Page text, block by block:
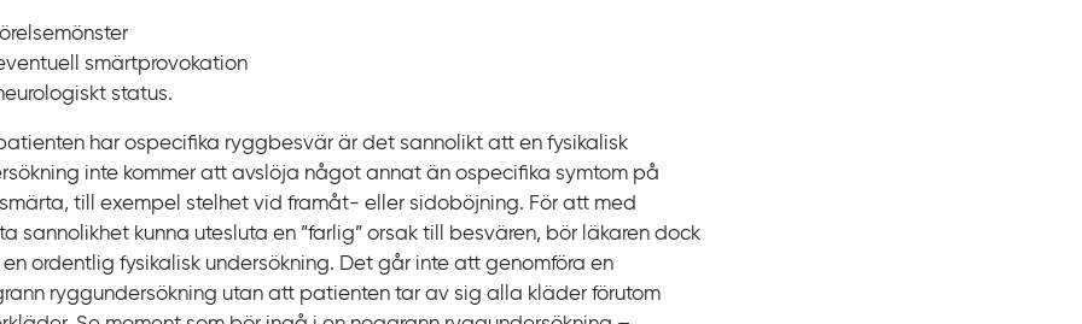
smärtprovokation
status.
har ospecifika ryggbesvär är det sannolikt att en fysikalisk
inte kommer att avslöja något annat än ospecifika symtom på
till exempel stelhet vid framåt- eller sidoböjning. För att med
sannolikhet kunna utesluta en ”farlig” orsak till besvären, bör läkaren dock
ordentlig fysikalisk undersökning. Det går inte att genomföra en
ryggundersökning utan att patienten tar av sig alla kläder förutom